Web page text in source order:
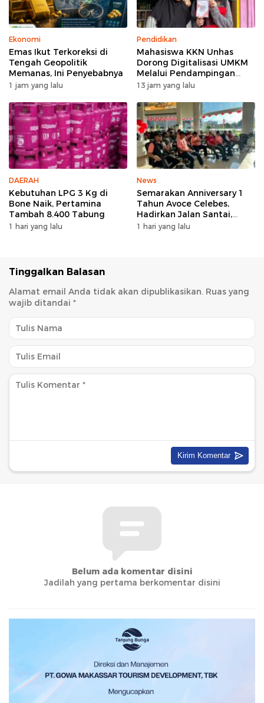
Ekonomi
Emas Ikut Terkoreksi di
Tengah Geopolitik
Memanas, Ini Penyebabnya
1 jam yang lalu
Pendidikan
Mahasiswa KKN Unhas
Dorong Digitalisasi UMKM
Melalui Pendampingan
Pembuatan QRIS di Desa
13 jam yang lalu
DAERAH
Kebutuhan LPG 3 Kg di
Bone Naik, Pertamina
Tambah 8.400 Tabung
1 hari yang lalu
News
Semarakan Anniversary 1
Tahun Avoce Celebes,
Hadirkan Jalan Santai,
Bakti Sosial, dan Hiburan
1 hari yang lalu
Tinggalkan Balasan
Alamat email Anda tidak akan dipublikasikan. Ruas yang
wajib ditandai *
Belum ada komentar disini
Jadilah yang pertama berkomentar disini